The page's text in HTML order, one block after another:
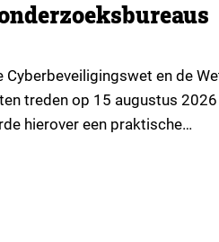
en de
treden op 15 augustus
hierover een praktische